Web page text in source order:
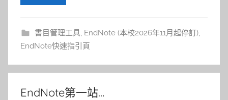
書目管理工具, EndNote (本校2026年11月起停訂),
EndNote快速指引頁
EndNote第一站…